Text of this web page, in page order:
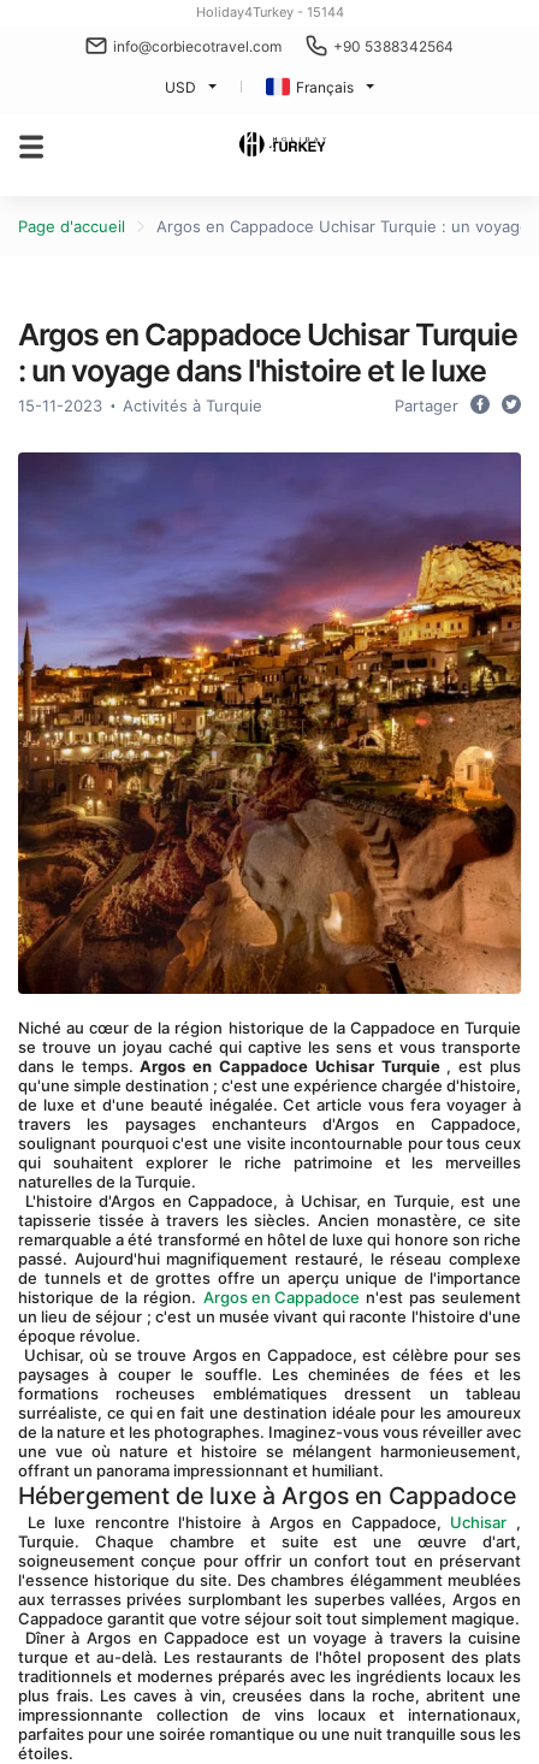
Holiday4Turkey - 15144
info@corbiecotravel.com +90 5388342564
USD Français
Page d'accueil Argos en Cappadoce Uchisar Turquie : un
Argos en Cappadoce Uchisar Turquie
: un voyage dans l'histoire et le luxe
15-11-2023 Activités à Turquie Partager
Niché au cœur de la région historique de la Cappadoce en Turquie
se trouve un joyau caché qui captive les sens et vous transporte
dans le temps. Argos en Cappadoce Uchisar Turquie , est plus
qu'une simple destination ; c'est une expérience chargée d'histoire,
de luxe et d'une beauté inégalée. Cet article vous fera voyager à
travers les paysages enchanteurs d'Argos en Cappadoce,
soulignant pourquoi c'est une visite incontournable pour tous ceux
qui souhaitent explorer le riche patrimoine et les merveilles
naturelles de la Turquie.
tapisserie tissée à travers les siècles. Ancien monastère, ce site
remarquable a été transformé en hôtel de luxe qui honore son riche
passé. Aujourd'hui magnifiquement restauré, le réseau complexe
de tunnels et de grottes offre un aperçu unique de l'importance
historique de la région. Argos en Cappadoce n'est pas seulement
un lieu de séjour ; c'est un musée vivant qui raconte l'histoire d'une
époque révolue.
paysages à couper le souffle. Les cheminées de fées et les
formations rocheuses emblématiques dressent un tableau
surréaliste, ce qui en fait une destination idéale pour les amoureux
de la nature et les photographes. Imaginez-vous vous réveiller avec
une vue où nature et histoire se mélangent harmonieusement,
offrant un panorama impressionnant et humiliant.
Hébergement de luxe à Argos en Cappadoce
Le luxe rencontre l'histoire à Argos en Cappadoce, Uchisar ,
Turquie. Chaque chambre et suite est une œuvre d'art,
soigneusement conçue pour offrir un confort tout en préservant
l'essence historique du site. Des chambres élégamment meublées
aux terrasses privées surplombant les superbes vallées, Argos en
Cappadoce garantit que votre séjour soit tout simplement magique.
turque et au-delà. Les restaurants de l'hôtel proposent des plats
traditionnels et modernes préparés avec les ingrédients locaux les
plus frais. Les caves à vin, creusées dans la roche, abritent une
impressionnante collection de vins locaux et internationaux,
parfaites pour une soirée romantique ou une nuit tranquille sous les
étoiles.